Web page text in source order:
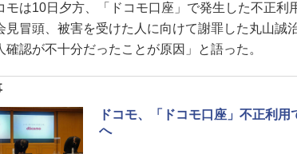
は10日夕方、「ドコモ口座」で発生した不正利
見冒頭、被害を受けた人に向けて謝罪した丸山誠
確認が不十分だったことが原因」と語った。
ドコモ、「ドコモ口座」不正利用
へ